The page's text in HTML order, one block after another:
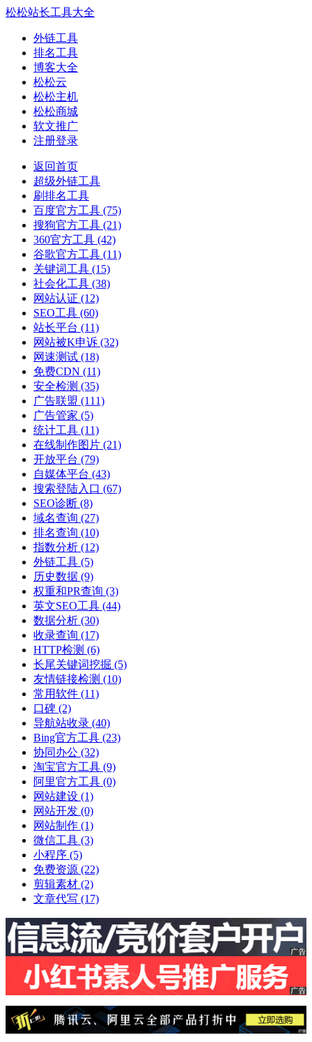
松松站长工具大全
外链工具
排名工具
博客大全
松松云
松松主机
松松商城
软文推广
注册登录
返回首页
超级外链工具
刷排名工具
百度官方工具 (75)
搜狗官方工具 (21)
360官方工具 (42)
谷歌官方工具 (11)
关键词工具 (15)
社会化工具 (38)
网站认证 (12)
SEO工具 (60)
站长平台 (11)
网站被K申诉 (32)
网速测试 (18)
免费CDN (11)
安全检测 (35)
广告联盟 (111)
广告管家 (5)
统计工具 (11)
在线制作图片 (21)
开放平台 (79)
自媒体平台 (43)
搜索登陆入口 (67)
SEO诊断 (8)
域名查询 (27)
排名查询 (10)
指数分析 (12)
外链工具 (5)
历史数据 (9)
权重和PR查询 (3)
英文SEO工具 (44)
数据分析 (30)
收录查询 (17)
HTTP检测 (6)
长尾关键词挖掘 (5)
友情链接检测 (10)
常用软件 (11)
口碑 (2)
导航站收录 (40)
Bing官方工具 (23)
协同办公 (32)
淘宝官方工具 (9)
阿里官方工具 (0)
网站建设 (1)
网站开发 (0)
网站制作 (1)
微信工具 (3)
小程序 (5)
免费资源 (22)
剪辑素材 (2)
文章代写 (17)